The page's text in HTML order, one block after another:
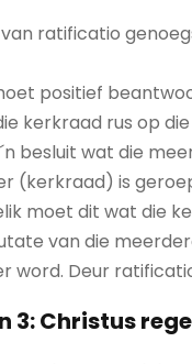
ratificatio
positief
kerkraad rus op
besluit wat die
(kerkraad) is
moet dit wat die
van die
word. Deur
3: Christus